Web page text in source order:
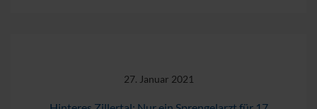
27. Januar 2021